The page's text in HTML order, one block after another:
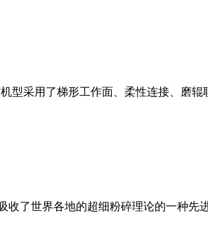
采用了梯形工作面、柔性连接、磨
了世界各地的超细粉碎理论的一种先